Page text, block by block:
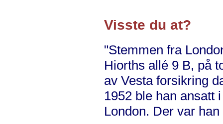
Visste du at?
"Stemmen fra
Hiorths allé 9 B, på
av Vesta forsikring
1952 ble han ansatt
London. Der var